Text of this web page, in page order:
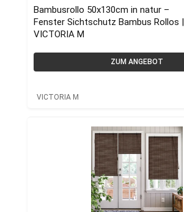
Bambusrollo 50x130cm in natur –
Fenster Sichtschutz Bambus Rollos |
VICTORIA M
ZUM ANGEBOT
VICTORIA M